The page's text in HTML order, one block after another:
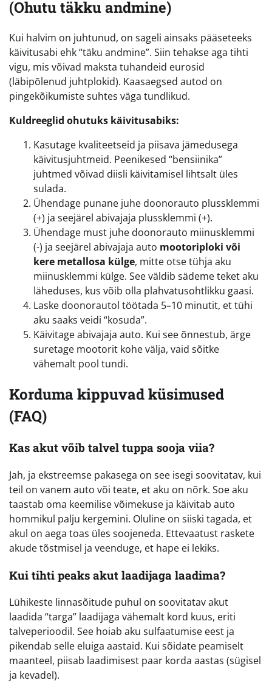
(Ohutu täkku andmine)
Kui halvim on juhtunud, on sageli ainsaks pääseteeks
käivitusabi ehk “täku andmine”. Siin tehakse aga tihti
vigu, mis võivad maksta tuhandeid eurosid
(läbipõlenud juhtplokid). Kaasaegsed autod on
pingekõikumiste suhtes väga tundlikud.
Kuldreeglid ohutuks käivitusabiks:
Kasutage kvaliteetseid ja piisava jämedusega
käivitusjuhtmeid. Peenikesed “bensiinika”
juhtmed võivad diisli käivitamisel lihtsalt üles
sulada.
Ühendage punane juhe doonorauto plussklemmi
(+) ja seejärel abivajaja plussklemmi (+).
Ühendage must juhe doonorauto miinusklemmi
(-) ja seejärel abivajaja auto mootoriploki või
kere metallosa külge, mitte otse tühja aku
miinusklemmi külge. See väldib sädeme teket aku
läheduses, kus võib olla plahvatusohtlikku gaasi.
Laske doonorautol töötada 5–10 minutit, et tühi
aku saaks veidi “kosuda”.
Käivitage abivajaja auto. Kui see õnnestub, ärge
suretage mootorit kohe välja, vaid sõitke
vähemalt pool tundi.
Korduma kippuvad küsimused
(FAQ)
Kas akut võib talvel tuppa sooja viia?
Jah, ja ekstreemse pakasega on see isegi soovitatav, kui
teil on vanem auto või teate, et aku on nõrk. Soe aku
taastab oma keemilise võimekuse ja käivitab auto
hommikul palju kergemini. Oluline on siiski tagada, et
akul on aega toas üles soojeneda. Ettevaatust raskete
akude tõstmisel ja veenduge, et hape ei lekiks.
Kui tihti peaks akut laadijaga laadima?
Lühikeste linnasõitude puhul on soovitatav akut
laadida “targa” laadijaga vähemalt kord kuus, eriti
talveperioodil. See hoiab aku sulfaatumise eest ja
pikendab selle eluiga aastaid. Kui sõidate peamiselt
maanteel, piisab laadimisest paar korda aastas (sügisel
ja kevadel).